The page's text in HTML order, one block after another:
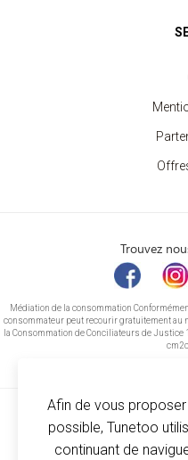
Trouvez
Médiation de la consommation
consommateur peut recourir gratuitement au
la Consommation de Conciliateurs de
Afin de vous
possible, Tunetoo
continuant de